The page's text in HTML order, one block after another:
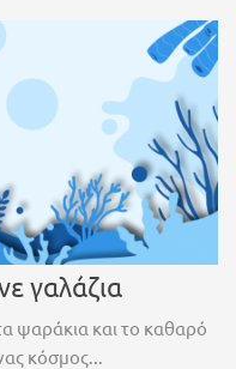
γαλάζια
ψαράκια και το καθαρό
κόσμος...